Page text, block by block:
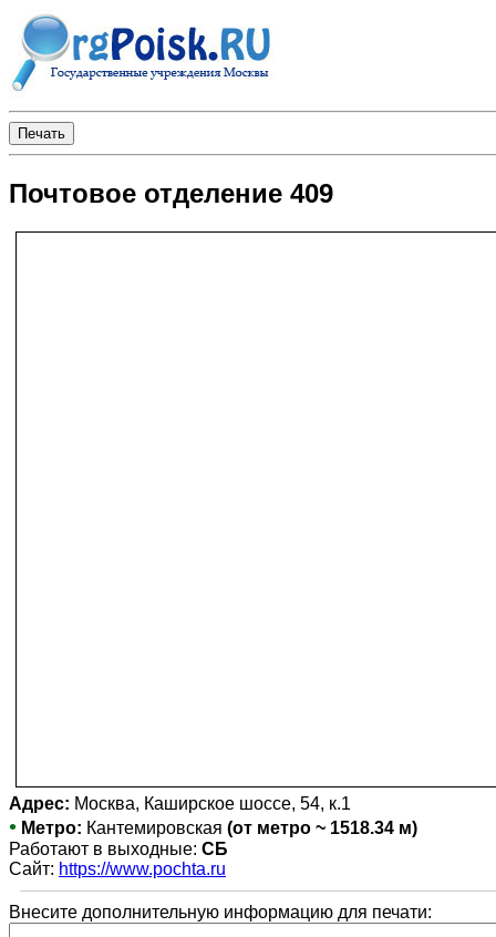
Почтовое отделение 409
Адрес: Москва, Каширское шоссе, 54, к.1
• Метро: Кантемировская (от метро ~ 1518.34 м)
Работают в выходные: СБ
Сайт: https://www.pochta.ru
Внесите дополнительную информацию для печати: